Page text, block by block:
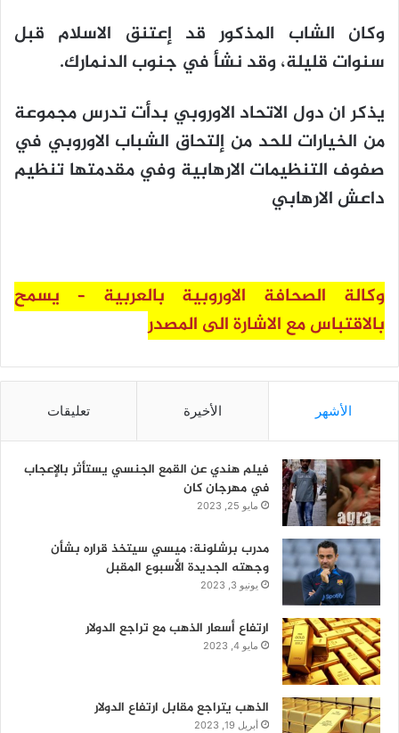
وكان الشاب المذكور قد إعتنق الاسلام قبل
سنوات قليلة، وقد نشأ في جنوب الدنمارك.
يذكر ان دول الاتحاد الاوروبي بدأت تدرس مجموعة
من الخيارات للحد من إلتحاق الشباب الاوروبي في
صفوف التنظيمات الارهابية وفي مقدمتها تنظيم
داعش الارهابي
وكالة الصحافة الاوروبية بالعربية – يسمح
بالاقتباس مع الاشارة الى المصدر
الأشهر الأخيرة تعليقات
فيلم هندي عن القمع الجنسي يستأثر بالإعجاب
في مهرجان كان
مايو 25, 2023
مدرب برشلونة: ميسي سيتخذ قراره بشأن
وجهته الجديدة الأسبوع المقبل
يونيو 3, 2023
ارتفاع أسعار الذهب مع تراجع الدولار
مايو 4, 2023
الذهب يتراجع مقابل ارتفاع الدولار
أبريل 19, 2023